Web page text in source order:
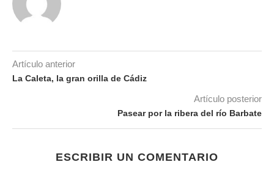
Artículo anterior
La Caleta, la gran orilla de Cádiz
Artículo posterior
Pasear por la ribera del río Barbate
ESCRIBIR UN COMENTARIO